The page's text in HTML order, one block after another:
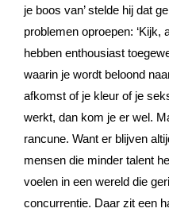
je boos van’ stelde hij dat
problemen oproepen: ‘Kijk,
hebben enthousiast
waarin je wordt beloond
afkomst of je kleur of je
werkt, dan kom je er wel.
rancune. Want er blijven
mensen die minder talent
voelen in een wereld die
concurrentie. Daar zit een